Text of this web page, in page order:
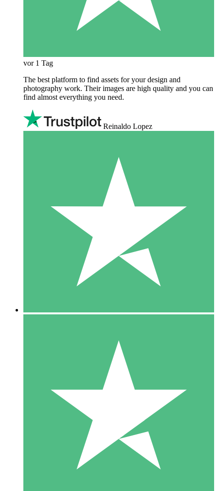
vor 1 Tag
The best platform to find assets for your design and
photography work. Their images are high quality and you can
find almost everything you need.
Reinaldo Lopez